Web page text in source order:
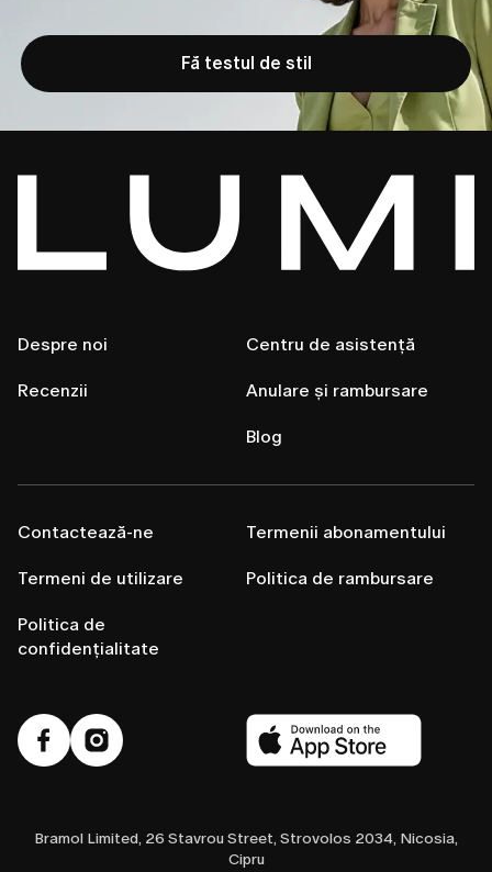
Fă testul de stil
Despre noi
Recenzii
Centru de asistență
Anulare și rambursare
Blog
Contactează-ne
Termeni de utilizare
Politica de
confidențialitate
Termenii abonamentului
Politica de rambursare
Bramol Limited, 26 Stavrou Street, Strovolos 2034, Nicosia,
Cipru